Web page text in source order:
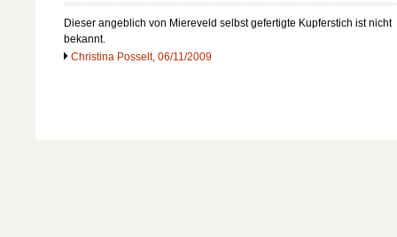
Dieser angeblich von Miereveld selbst gefertigte Kupferstich ist nicht
bekannt.
Christina Posselt, 06/11/2009